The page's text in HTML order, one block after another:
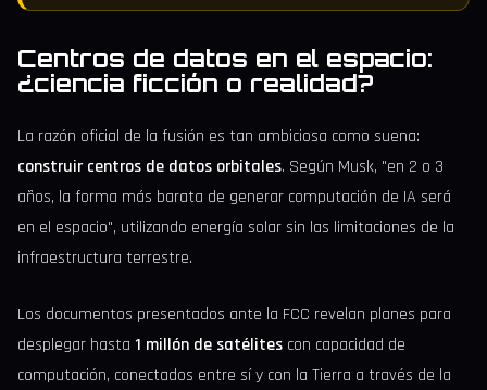
Centros de datos en el espacio:
¿ciencia ficción o realidad?
La razón oficial de la fusión es tan ambiciosa como suena:
construir centros de datos orbitales. Según Musk, "en 2 o 3
años, la forma más barata de generar computación de IA será
en el espacio", utilizando energía solar sin las limitaciones de la
infraestructura terrestre.
Los documentos presentados ante la FCC revelan planes para
desplegar hasta 1 millón de satélites con capacidad de
computación, conectados entre sí y con la Tierra a través de la